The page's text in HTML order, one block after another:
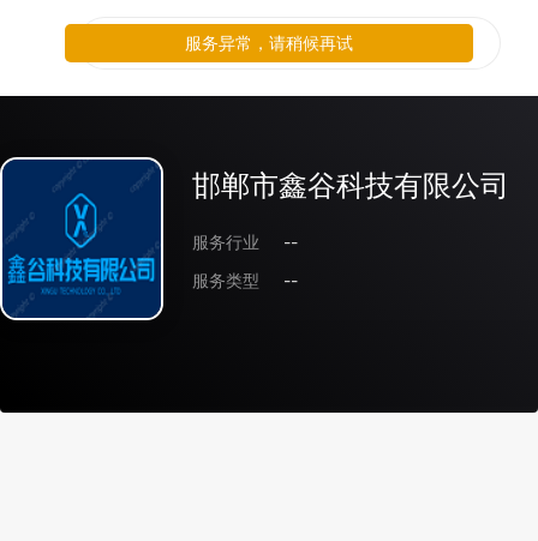
邯郸市鑫谷科技有限公司
服务行业
--
服务类型
--
服务异常，请稍候再试